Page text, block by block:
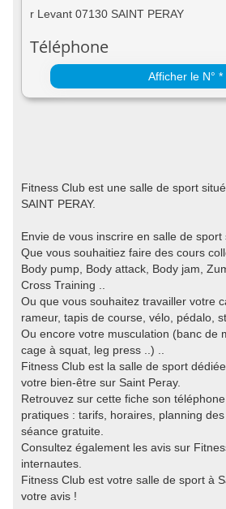
r Levant 07130 SAINT PERAY
Téléphone
Afficher le N° *
Fitness Club est une salle de sport
SAINT PERAY.
Envie de vous inscrire en salle de
Que vous souhaitiez faire des cours
Body pump, Body attack, Body jam,
Cross Training ..
Ou que vous souhaitez travailler votre
rameur, tapis de course, vélo, pédalo,
Ou encore votre musculation (banc de
cage à squat, leg press ..) ..
Fitness Club est la salle de sport
votre bien-être sur Saint Peray.
Retrouvez sur cette fiche son
pratiques : tarifs, horaires, planning
séance gratuite.
Consultez également les avis sur
internautes.
Fitness Club est votre salle de sport à
votre avis !